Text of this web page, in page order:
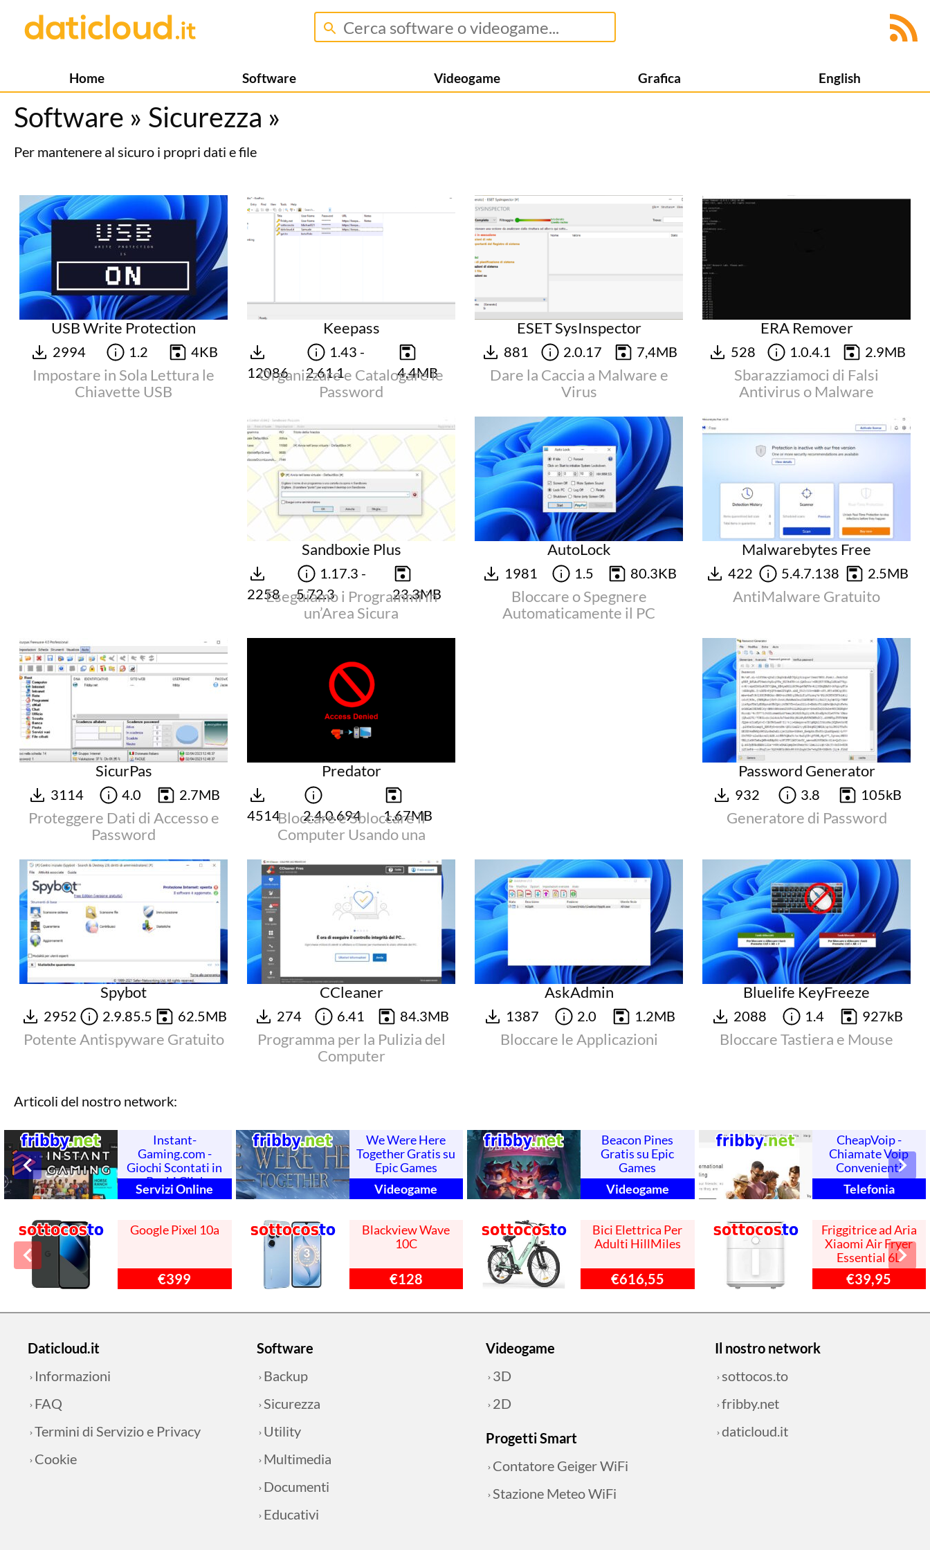
Home Software Videogame Grafica English
Software » Sicurezza »
Per mantenere al sicuro i propri dati e file
USB Write Protection
2994 1.2 4KB
Impostare in Sola Lettura le
Chiavette USB
Keepass
12086
1.43 -
2.61.1
4,4MB
Organizzare e Catalogare le
Password
ESET SysInspector
881 2.0.17 7,4MB
Dare la Caccia a Malware e
Virus
ERA Remover
528 1.0.4.1 2.9MB
Sbarazziamoci di Falsi
Antivirus o Malware
Sandboxie Plus
2258
1.17.3 -
5.72.3
23.3MB
Eseguiamo i Programmi in
un’Area Sicura
AutoLock
1981 1.5 80.3KB
Bloccare o Spegnere
Automaticamente il PC
Malwarebytes Free
422 5.4.7.138 2.5MB
AntiMalware Gratuito
SicurPas
3114 4.0 2.7MB
Proteggere Dati di Accesso e
Password
Predator
4514 2.4.0.694 1.67MB
Bloccare e Sbloccare il
Computer Usando una
Password Generator
932 3.8 105kB
Generatore di Password
Spybot
2952 2.9.85.5 62.5MB
Potente Antispyware Gratuito
CCleaner
274 6.41 84.3MB
Programma per la Pulizia del
Computer
AskAdmin
1387 2.0 1.2MB
Bloccare le Applicazioni
Bluelife KeyFreeze
2088 1.4 927kB
Bloccare Tastiera e Mouse
Articoli del nostro network:
Instant-
Gaming.com -
Giochi Scontati in
Pochi Clic!
Servizi Online
We Were Here
Together Gratis su
Epic Games
Videogame
Beacon Pines
Gratis su Epic
Games
Videogame
CheapVoip -
Chiamate Voip
Convenienti
Telefonia
Google Pixel 10a
€399
Blackview Wave
10C
€128
Bici Elettrica Per
Adulti HillMiles
€616,55
Friggitrice ad Aria
Xiaomi Air Fryer
Essential 6L
€39,95
Daticloud.it
Informazioni
FAQ
Termini di Servizio e Privacy
Cookie
Software
Backup
Sicurezza
Utility
Multimedia
Documenti
Educativi
Videogame
3D
2D
Progetti Smart
Contatore Geiger WiFi
Stazione Meteo WiFi
Il nostro network
sottocos.to
fribby.net
daticloud.it